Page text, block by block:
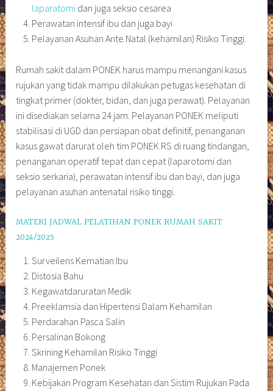
laparatomidan juga seksio cesarea
Perawatan intensif ibu dan juga bayi
Pelayanan Asuhan Ante Natal (kehamilan) Risiko Tinggi.
Rumah sakit dalam PONEK harus mampu menangani kasus
rujukan yang tidak mampu dilakukan petugas kesehatan di
tingkat primer (dokter, bidan, dan juga perawat). Pelayanan
ini disediakan selama 24 jam. Pelayanan PONEK meliputi
stabilisasi di UGD dan persiapan obat definitif, penanganan
kasus gawat darurat oleh tim PONEK RS di ruang tindangan,
penanganan operatif tepat dan cepat (laparotomi dan
seksio serkaria), perawatan intensif ibu dan bayi, dan juga
pelayanan asuhan antenatal risiko tinggi.
MATERI JADWAL PELATIHAN PONEK RUMAH SAKIT
2024/2025
Surveilens Kematian Ibu
Distosia Bahu
Kegawatdaruratan Medik
Preeklamsia dan Hipertensi Dalam Kehamilan
Perdarahan Pasca Salin
Persalinan Bokong
Skrining Kehamilan Risiko Tinggi
Manajemen Ponek
Kebijakan Program Kesehatan dan Sistim Rujukan Pada